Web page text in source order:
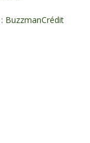
BuzzmanCrédit